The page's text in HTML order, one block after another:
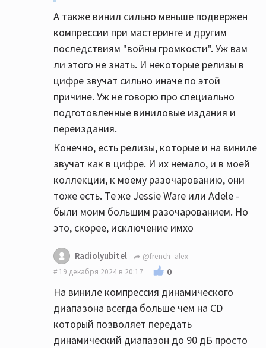
А также винил сильно меньше подвержен
компрессии при мастеринге и другим
последствиям "войны громкости". Уж вам
ли этого не знать. И некоторые релизы в
цифре звучат сильно иначе по этой
причине. Уж не говорю про специально
подготовленные виниловые издания и
переиздания.
Конечно, есть релизы, которые и на виниле
звучат как в цифре. И их немало, и в моей
коллекции, к моему разочарованию, они
тоже есть. Те же Jessie Ware или Adele -
были моим большим разочарованием. Но
это, скорее, исключение имхо
Radiolyubitel
@french_alex
19 декабря 2024 в 20:17
0
На виниле компрессия динамического
диапазона всегда больше чем на СD
который позволяет передать
динамический диапазон до 90 дБ просто